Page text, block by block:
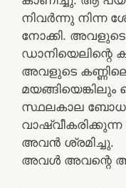
നിവർന്നു നിന്ന
നോക്കി.
ഡാനിയെലിന്റെ
അവളുടെ
മയങ്ങിയെങ്കിലും
സ്ഥലകാല
വാഷ്വീകരിക്കുന്ന
അവൻ ശ്രമിച്ചു.
അവൾ അവന്റെ